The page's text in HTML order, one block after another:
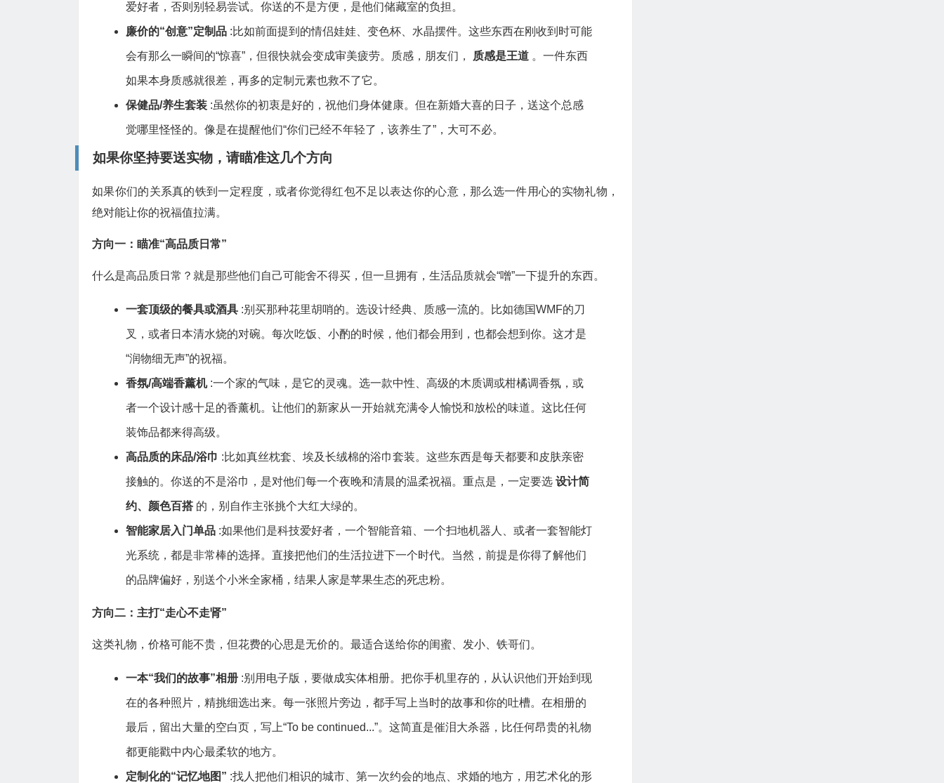
爱好者，否则别轻易尝试。你送的不是方便，是他们储藏室的负担。
廉价的“创意”定制品 :比如前面提到的情侣娃娃、变色杯、水晶摆件。这些东西在刚收到时可能
会有那么一瞬间的“惊喜”，但很快就会变成审美疲劳。质感，朋友们， 质感是王道 。一件东西
如果本身质感就很差，再多的定制元素也救不了它。
保健品/养生套装 :虽然你的初衷是好的，祝他们身体健康。但在新婚大喜的日子，送这个总感
觉哪里怪怪的。像是在提醒他们“你们已经不年轻了，该养生了”，大可不必。
如果你坚持要送实物，请瞄准这几个方向
如果你们的关系真的铁到一定程度，或者你觉得红包不足以表达你的心意，那么选一件用心的实物礼物，
绝对能让你的祝福值拉满。
方向一：瞄准“高品质日常”
什么是高品质日常？就是那些他们自己可能舍不得买，但一旦拥有，生活品质就会“噌”一下提升的东西。
一套顶级的餐具或酒具 :别买那种花里胡哨的。选设计经典、质感一流的。比如德国WMF的刀
叉，或者日本清水烧的对碗。每次吃饭、小酌的时候，他们都会用到，也都会想到你。这才是
“润物细无声”的祝福。
香氛/高端香薰机 :一个家的气味，是它的灵魂。选一款中性、高级的木质调或柑橘调香氛，或
者一个设计感十足的香薰机。让他们的新家从一开始就充满令人愉悦和放松的味道。这比任何
装饰品都来得高级。
高品质的床品/浴巾 :比如真丝枕套、埃及长绒棉的浴巾套装。这些东西是每天都要和皮肤亲密
接触的。你送的不是浴巾，是对他们每一个夜晚和清晨的温柔祝福。重点是，一定要选 设计简
约、颜色百搭 的，别自作主张挑个大红大绿的。
智能家居入门单品 :如果他们是科技爱好者，一个智能音箱、一个扫地机器人、或者一套智能灯
光系统，都是非常棒的选择。直接把他们的生活拉进下一个时代。当然，前提是你得了解他们
的品牌偏好，别送个小米全家桶，结果人家是苹果生态的死忠粉。
方向二：主打“走心不走肾”
这类礼物，价格可能不贵，但花费的心思是无价的。最适合送给你的闺蜜、发小、铁哥们。
一本“我们的故事”相册 :别用电子版，要做成实体相册。把你手机里存的，从认识他们开始到现
在的各种照片，精挑细选出来。每一张照片旁边，都手写上当时的故事和你的吐槽。在相册的
最后，留出大量的空白页，写上“To be continued...”。这简直是催泪大杀器，比任何昂贵的礼物
都更能戳中内心最柔软的地方。
定制化的“记忆地图” :找人把他们相识的城市、第一次约会的地点、求婚的地方，用艺术化的形